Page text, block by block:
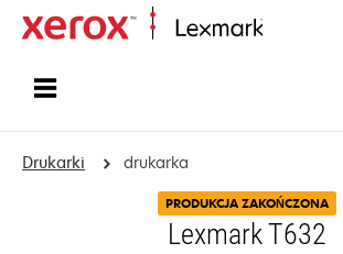
Drukarki drukarka
PRODUKCJA ZAKOŃCZONA
Lexmark T632